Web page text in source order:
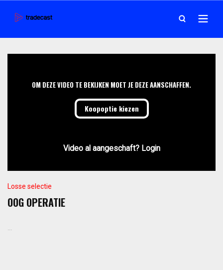
OM DEZE VIDEO TE BEKIJKEN MOET JE DEZE AANSCHAFFEN.
Koopoptie kiezen
Video al aangeschaft? Login
Losse selectie
OOG OPERATIE
...